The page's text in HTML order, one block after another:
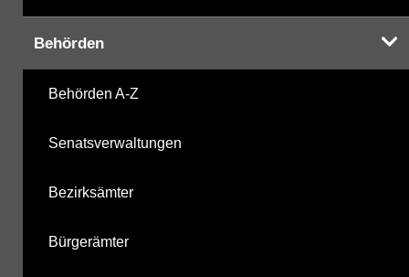
Behörden
Behörden A-Z
Senatsverwaltungen
Bezirksämter
Bürgerämter